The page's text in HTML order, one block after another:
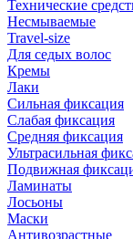
Технические
Несмываемые
Travel-size
Для седых волос
Кремы
Лаки
Сильная фиксация
Слабая фиксация
Средняя фиксация
Ультрасильная
Подвижная
Ламинаты
Лосьоны
Маски
Антивозрастные